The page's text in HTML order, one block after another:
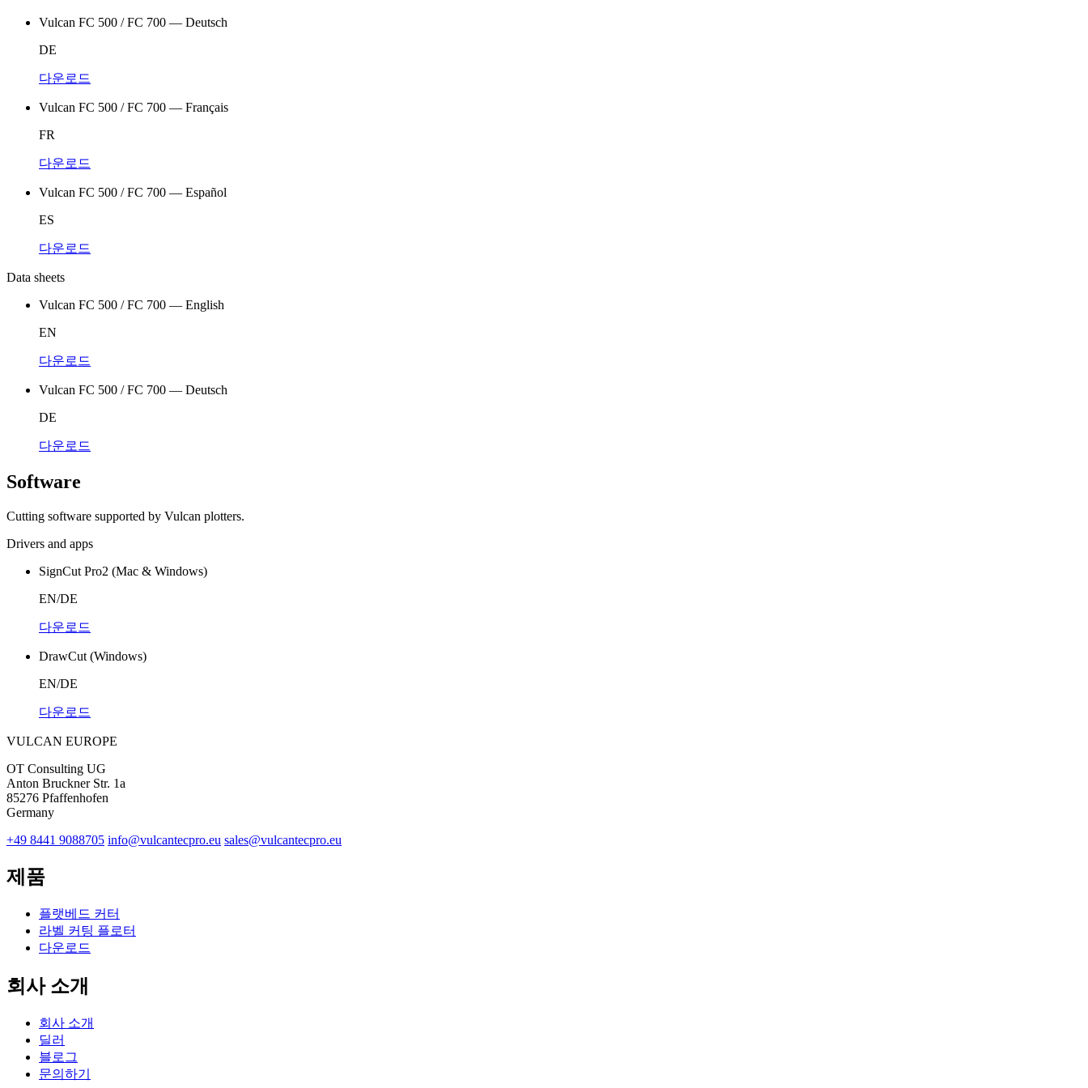
Vulcan FC 500 / FC 700 — Deutsch
DE
다운로드
Vulcan FC 500 / FC 700 — Français
FR
다운로드
Vulcan FC 500 / FC 700 — Español
ES
다운로드
Data sheets
Vulcan FC 500 / FC 700 — English
EN
다운로드
Vulcan FC 500 / FC 700 — Deutsch
DE
다운로드
Software
Cutting software supported by Vulcan plotters.
Drivers and apps
SignCut Pro2 (Mac & Windows)
EN/DE
다운로드
DrawCut (Windows)
EN/DE
다운로드
VULCAN EUROPE
OT Consulting UG
Anton Bruckner Str. 1a
85276 Pfaffenhofen
Germany
+49 8441 9088705 info@vulcantecpro.eu sales@vulcantecpro.eu
제품
플랫베드 커터
라벨 커팅 플로터
다운로드
회사 소개
회사 소개
딜러
블로그
문의하기